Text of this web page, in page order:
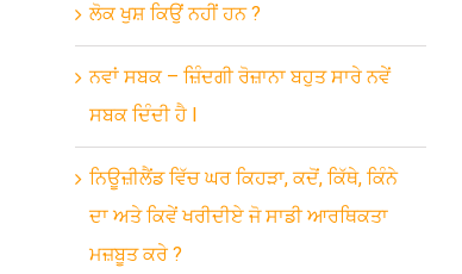
ਲੋਕ ਖੁਸ਼ ਕਿਉਂ ਨਹੀਂ ਹਨ ?
ਨਵਾਂ ਸਬਕ – ਜ਼ਿੰਦਗੀ ਰੋਜ਼ਾਨਾ ਬਹੁਤ ਸਾਰੇ ਨਵੇਂ
ਸਬਕ ਦਿੰਦੀ ਹੈ l
ਨਿਊਜ਼ੀਲੈਂਡ ਵਿੱਚ ਘਰ ਕਿਹੜਾ, ਕਦੋਂ, ਕਿੱਥੇ, ਕਿੰਨੇ
ਦਾ ਅਤੇ ਕਿਵੇਂ ਖਰੀਦੀਏ ਜੋ ਸਾਡੀ ਆਰਥਿਕਤਾ
ਮਜ਼ਬੂਤ ਕਰੇ ?